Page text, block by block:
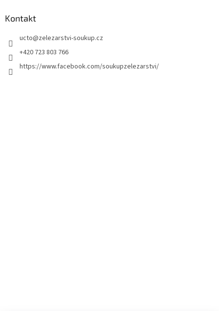
Kontakt
ucto@zelezarstvi-soukup.cz
+420 723 803 766
https://www.facebook.com/soukupzelezarstvi/